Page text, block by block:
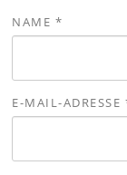
NAME *
E-MAIL-ADRESSE